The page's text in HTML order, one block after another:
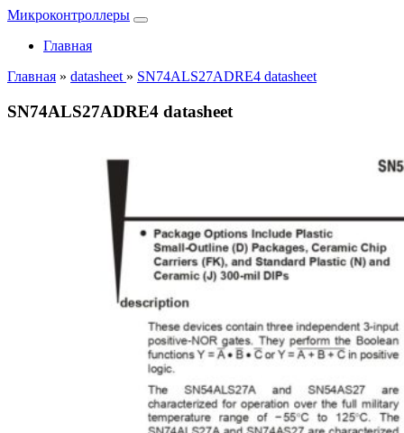
Микроконтроллеры
Главная
Главная » datasheet » SN74ALS27ADRE4 datasheet
SN74ALS27ADRE4 datasheet